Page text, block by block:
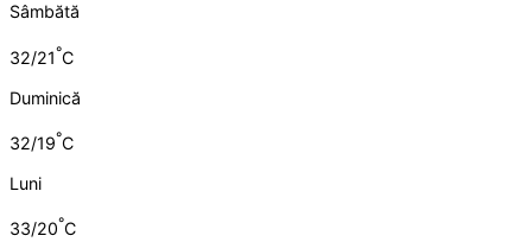
Sâmbătă
32/21°C
Duminică
32/19°C
Luni
33/20°C